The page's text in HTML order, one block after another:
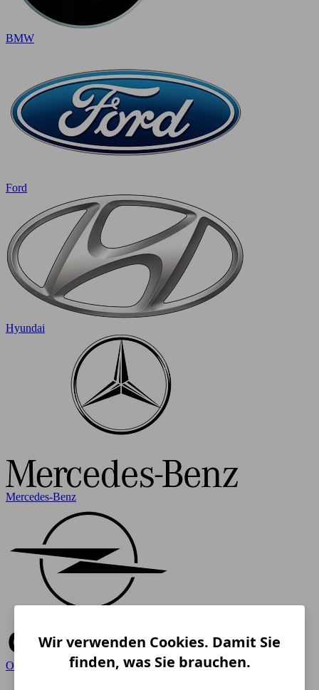
BMW
Ford
Hyundai
Mercedes-Benz
Opel
Wir verwenden Cookies. Damit Sie
finden, was Sie brauchen.